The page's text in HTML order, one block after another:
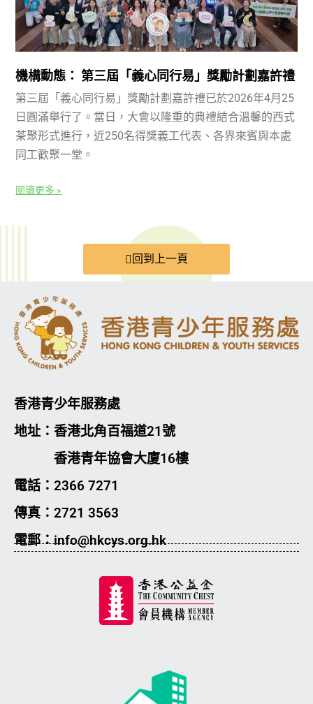
機構動態： 第三屆「義心同行易」獎勵計劃嘉許禮
第三屆「義心同行易」獎勵計劃嘉許禮已於2026年4月25
日圓滿舉行了。當日，大會以隆重的典禮結合溫馨的西式
茶聚形式進行，近250名得獎義工代表、各界來賓與本處
同工歡聚一堂。
閱讀更多 »
回到上一頁
香港青少年服務處
地址：香港北角百福道21號
香港青年協會大廈16樓
電話：2366 7271
傳真：2721 3563
電郵：info@hkcys.org.hk